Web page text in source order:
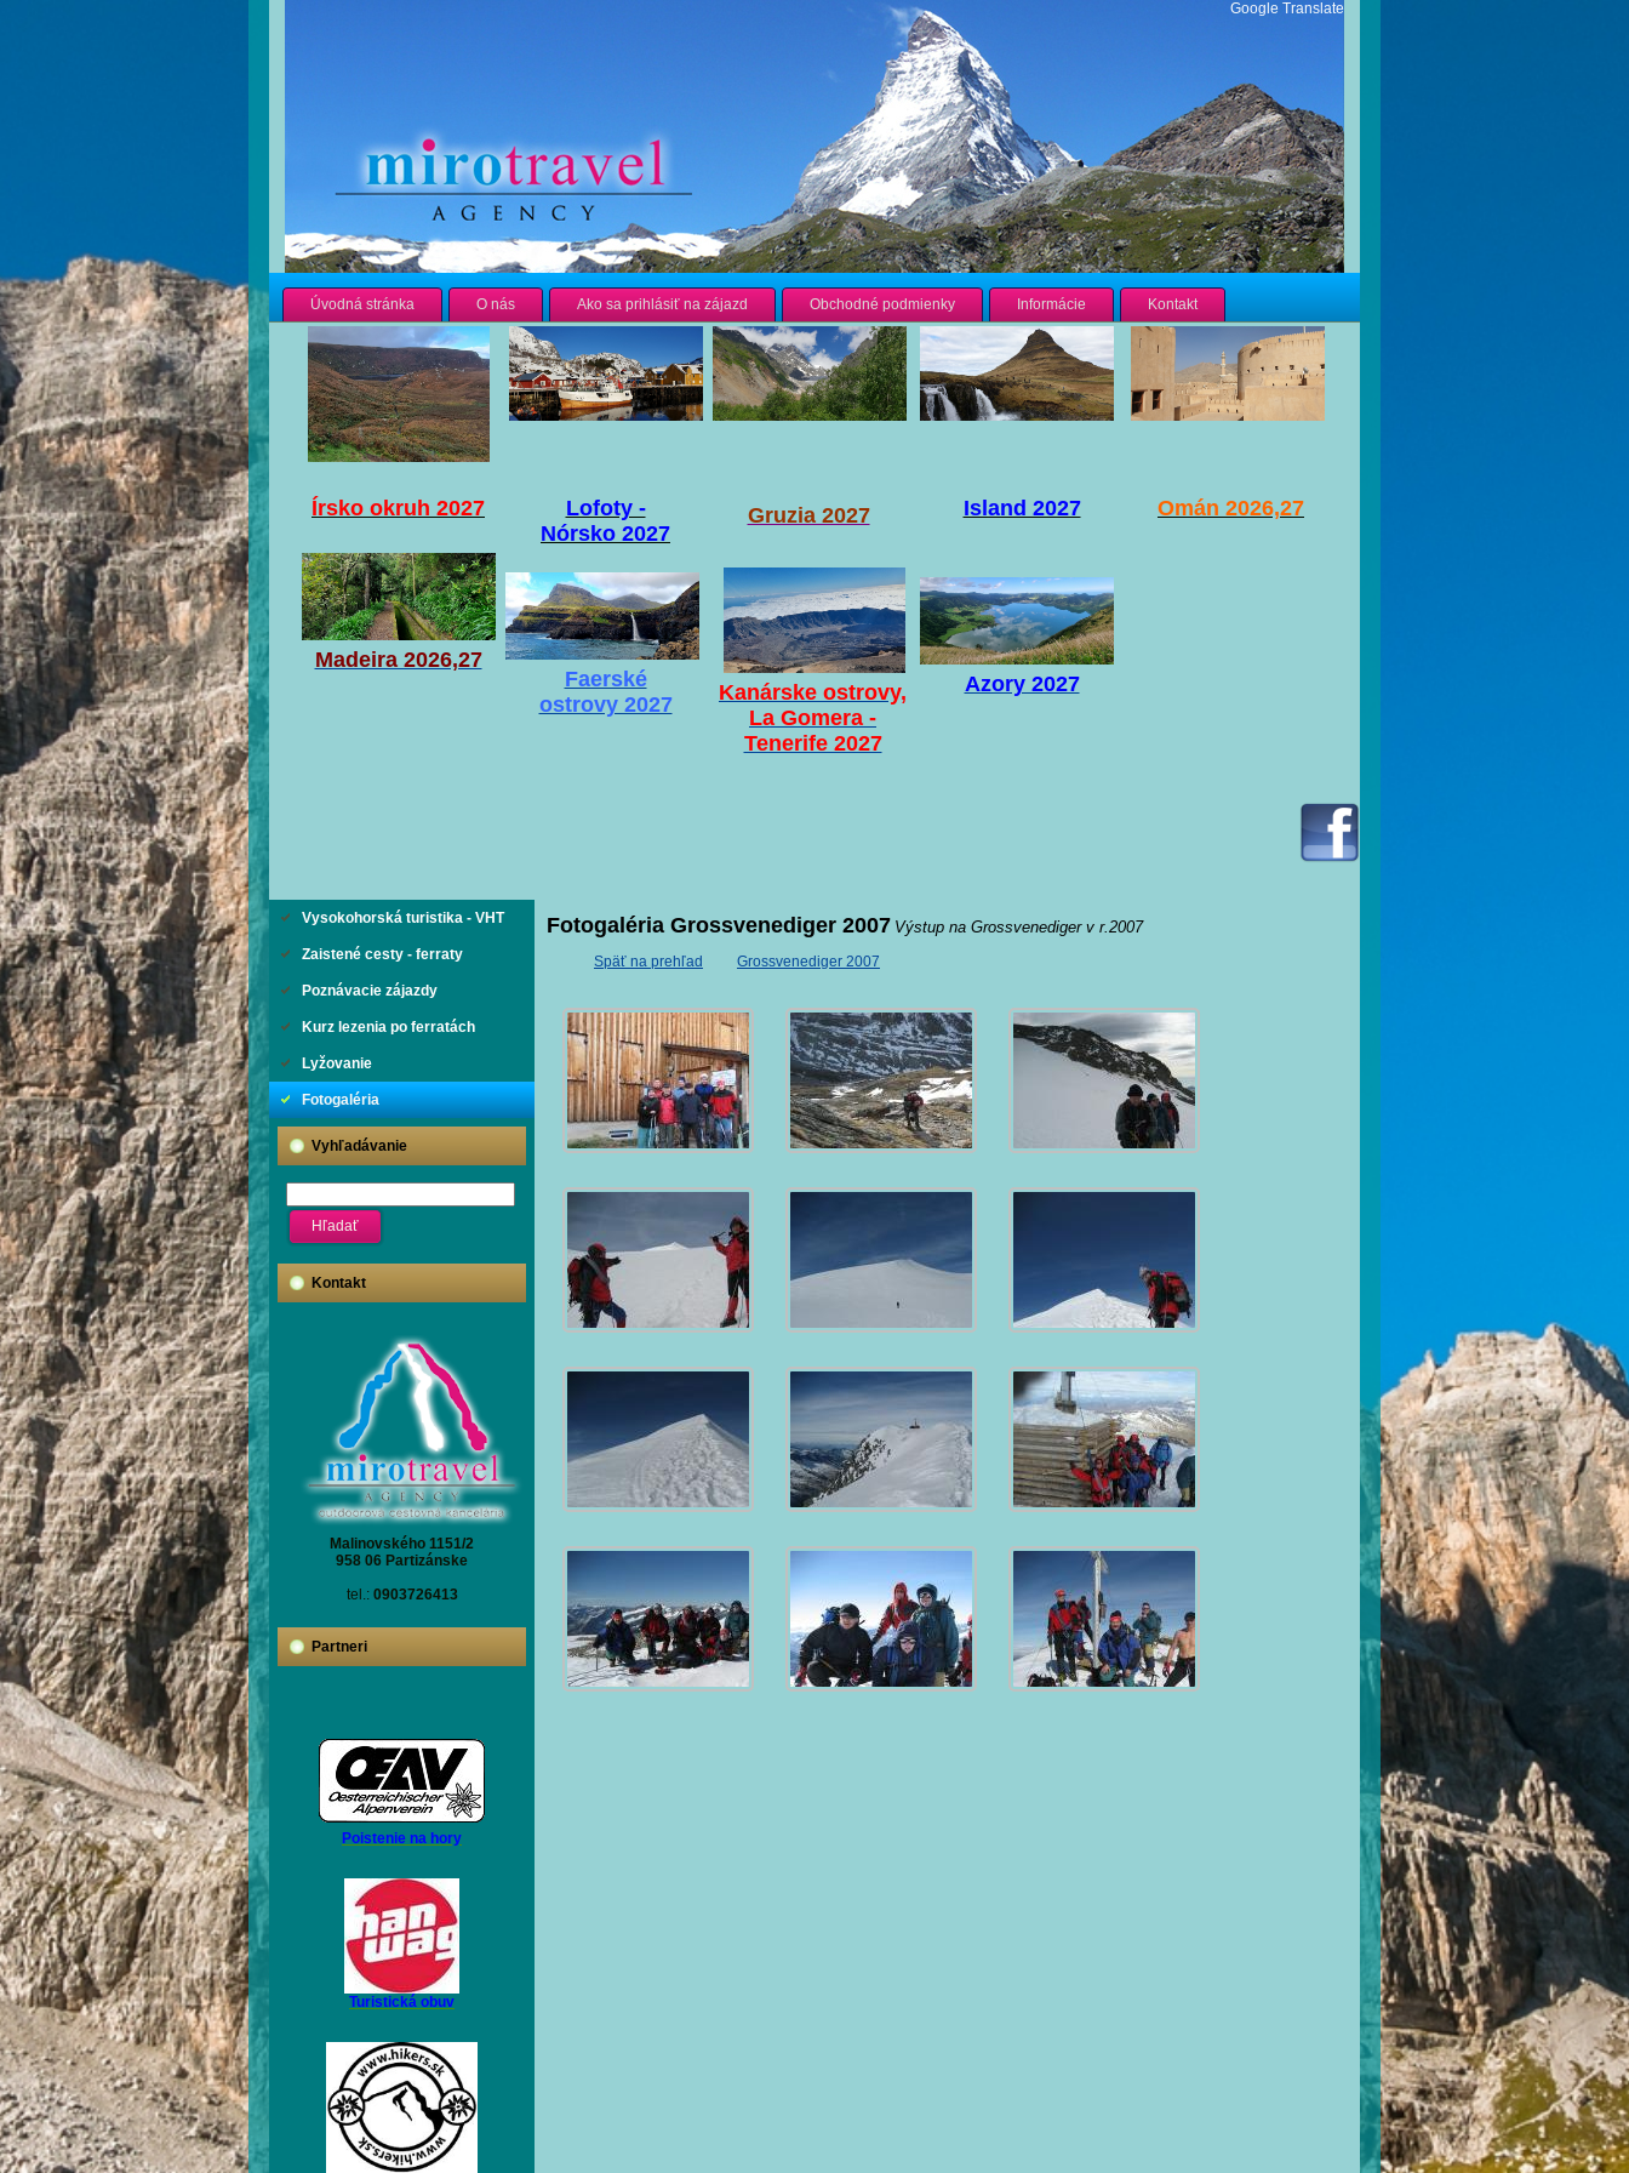
Google Translate
Úvodná stránka O nás Ako sa prihlásiť na zájazd Obchodné podmienky Informácie Kontakt
Írsko okruh 2027
Madeira 2026,27
Lofoty -
Nórsko 2027
Faerské
ostrovy 2027
Gruzia 2027
Kanárske ostrovy,
La Gomera -
Tenerife 2027
Island 2027
Azory 2027
Omán 2026,27
Vysokohorská turistika - VHT
Zaistené cesty - ferraty
Poznávacie zájazdy
Kurz lezenia po ferratách
Lyžovanie
Fotogaléria
Vyhľadávanie
Kontakt
Malinovského 1151/2
958 06 Partizánske
tel.: 0903726413
Partneri
Poistenie na hory
Turistická obuv
Fotogaléria Grossvenediger 2007 Výstup na Grossvenediger v r.2007
Späť na prehľad Grossvenediger 2007